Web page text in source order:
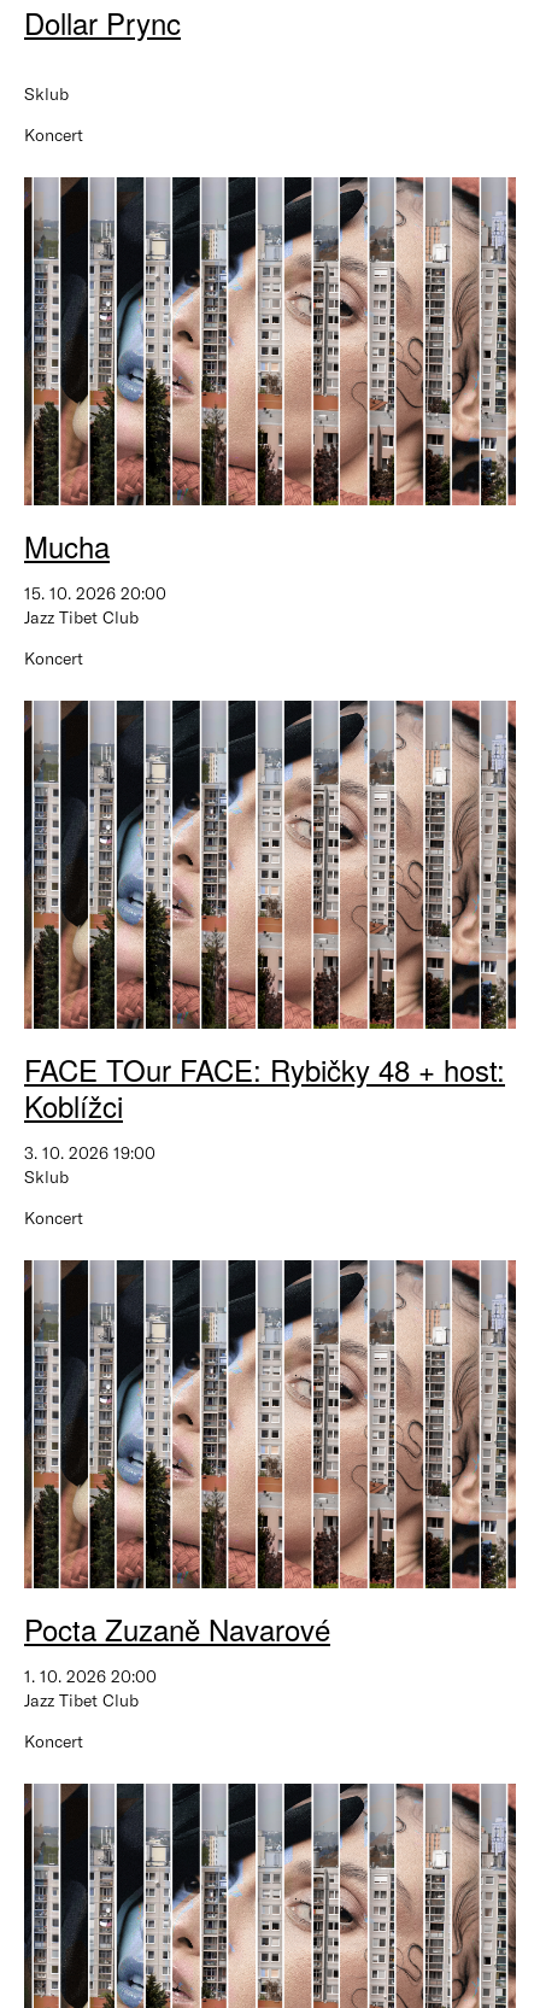
Dollar Prync
Sklub
Koncert
Mucha
15. 10. 2026 20:00
Jazz Tibet Club
Koncert
FACE TOur FACE: Rybičky 48 + host:
Koblížci
3. 10. 2026 19:00
Sklub
Koncert
Pocta Zuzaně Navarové
1. 10. 2026 20:00
Jazz Tibet Club
Koncert